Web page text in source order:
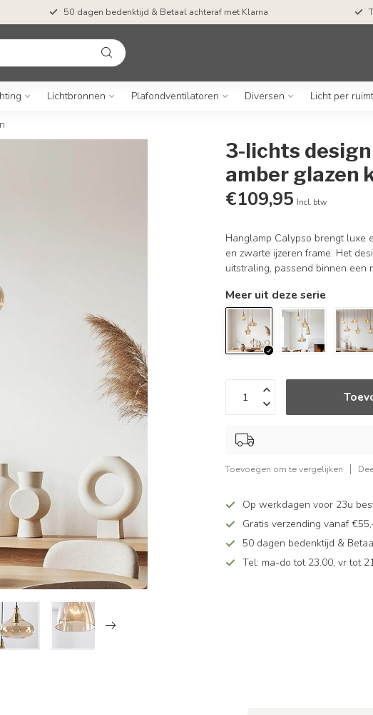
50 dagen bedenktijd & Betaal achteraf met Klarna
Lichtbronnen Plafondventilatoren Diversen Licht per
3-lichts
amber glazen
€109,95 Incl. btw
Hanglamp Calypso brengt luxe
en zwarte ijzeren frame. Het
uitstraling, passend binnen een
Meer uit deze serie
Toevoegen om te vergelijken
Op werkdagen voor 23u
Gratis verzending vanaf
50 dagen bedenktijd &
Tel: ma-do tot 23.00, vr tot